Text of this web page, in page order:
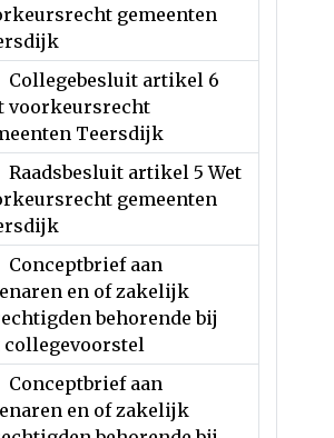
gemeenten
Collegebesluit artikel 6
voorkeursrecht
Teersdijk
Raadsbesluit artikel 5 Wet
gemeenten
Conceptbrief aan
en of zakelijk
behorende bij
collegevoorstel
Conceptbrief aan
en of zakelijk